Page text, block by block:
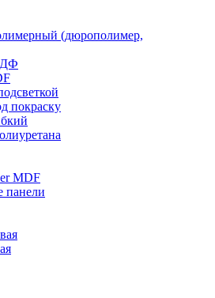
(дюрополимер,
покраску
MDF
панели